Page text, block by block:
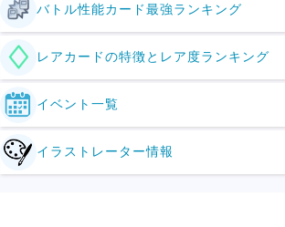
バトル性能カード最強ランキング
レアカードの特徴とレア度ランキング
イベント一覧
イラストレーター情報